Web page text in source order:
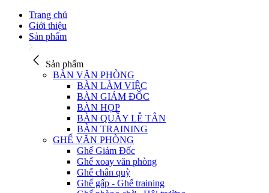
Trang chủ
Giới thiệu
Sản phẩm
Sản phẩm
BÀN VĂN PHÒNG
BÀN LÀM VIỆC
BÀN GIÁM ĐỐC
BÀN HỌP
BÀN QUẦY LỄ TÂN
BÀN TRAINING
GHẾ VĂN PHÒNG
Ghế Giám Đốc
Ghế xoay văn phòng
Ghế chân quỳ
Ghế gấp - Ghế training